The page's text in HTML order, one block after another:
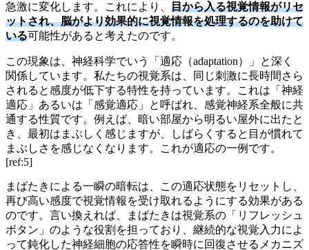
急激に変化します。これにより、 目から入る視覚情報がリセ
ットされ、脳がより効果的に視覚情報を処理するのを助けて
いる可能性があると考えたのです。
この現象は、神経科学でいう「適応（adaptation）」と深く
関係しています。私たちの視覚系は、同じ刺激に長時間さら
されると感度が低下する特性を持っています。これは「神経
適応」あるいは「感覚適応」と呼ばれ、感覚神経系全般に共
通する性質です。例えば、暗い部屋から明るい屋外に出たと
き、最初はまぶしく感じますが、しばらくすると目が慣れて
まぶしさを感じなくなります。これが適応の一例です。
[ref:5]
まばたきによる一瞬の暗転は、この適応状態をリセットし、
再び高い感度で視覚情報を受け取れるようにする効果がある
のです。言い換えれば、まばたきは視覚系の「リフレッシュ
ボタン」のような役割を担っており、継続的な視覚入力によ
って鈍化した神経細胞の応答性を瞬時に回復させるメカニズ